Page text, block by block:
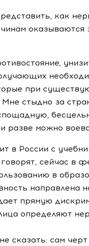
как
при
стыдно за
разве можно
в России с
сейчас в
в
направлена
прямую
определяют
сказать: сам